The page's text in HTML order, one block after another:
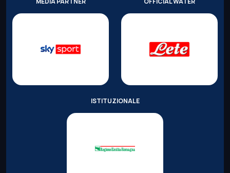
ISTITUZIONALE